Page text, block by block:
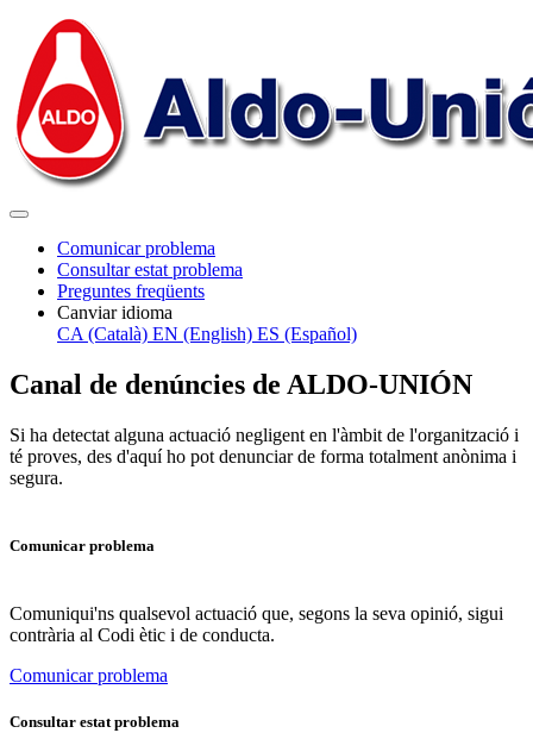
Comunicar problema
Consultar estat problema
Preguntes freqüents
Canviar idioma
CA (Català) EN (English) ES (Español)
Canal de denúncies de ALDO-UNIÓN
Si ha detectat alguna actuació negligent en l'àmbit de l'organització i
té proves, des d'aquí ho pot denunciar de forma totalment anònima i
segura.
Comunicar problema
Comuniqui'ns qualsevol actuació que, segons la seva opinió, sigui
contrària al Codi ètic i de conducta.
Comunicar problema
Consultar estat problema